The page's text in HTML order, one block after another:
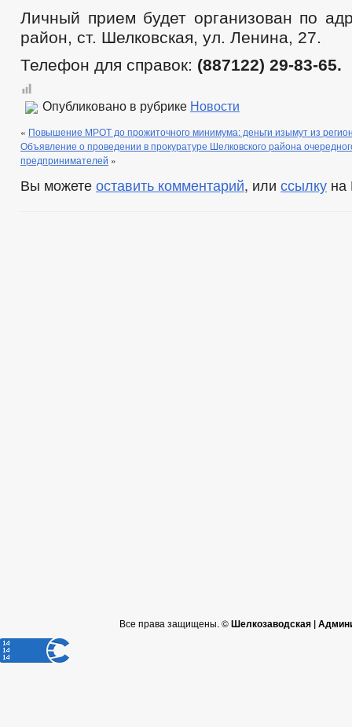
Личный прием будет организован по
район, ст. Шелковская, ул. Ленина, 27.
Телефон для справок: (887122) 29-83-65.
Опубликовано в рубрике Новости
« Повышение МРОТ до прожиточного минимума: деньги изымут из
Объявление о проведении в прокуратуре Шелковского района
предпринимателей »
Вы можете оставить комментарий, или ссылку на
Все права защищены. ©Шелкозаводская |